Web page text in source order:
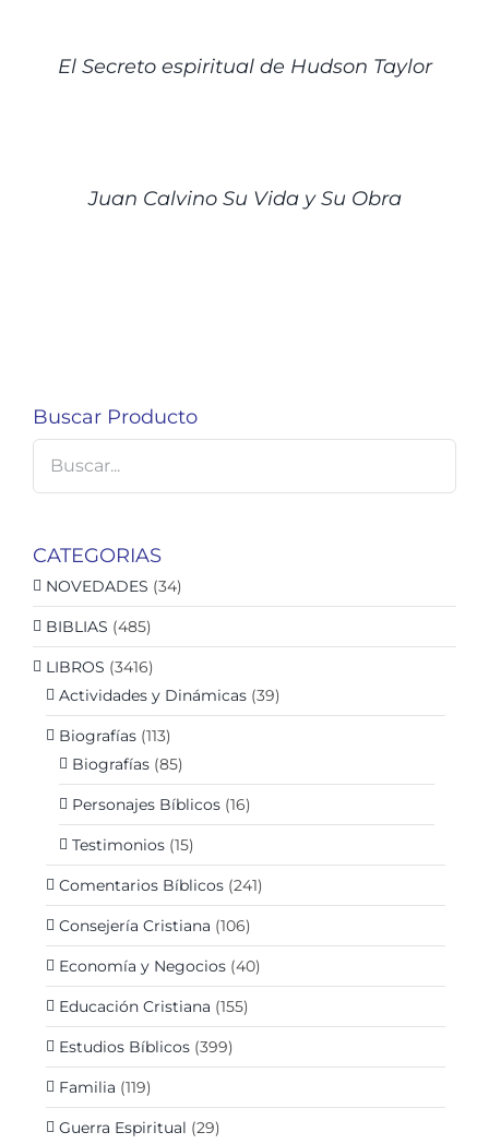
El Secreto espiritual de Hudson Taylor
Juan Calvino Su Vida y Su Obra
Buscar Producto
CATEGORIAS
NOVEDADES (34)
BIBLIAS (485)
LIBROS (3416)
Actividades y Dinámicas (39)
Biografías (113)
Biografías (85)
Personajes Bíblicos (16)
Testimonios (15)
Comentarios Bíblicos (241)
Consejería Cristiana (106)
Economía y Negocios (40)
Educación Cristiana (155)
Estudios Bíblicos (399)
Familia (119)
Guerra Espiritual (29)